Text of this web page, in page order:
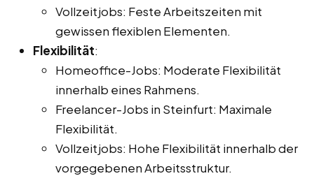
Vollzeitjobs: Feste Arbeitszeiten mit
gewissen flexiblen Elementen.
Flexibilität:
Homeoffice-Jobs: Moderate Flexibilität
innerhalb eines Rahmens.
Freelancer-Jobs in Steinfurt: Maximale
Flexibilität.
Vollzeitjobs: Hohe Flexibilität innerhalb der
vorgegebenen Arbeitsstruktur.